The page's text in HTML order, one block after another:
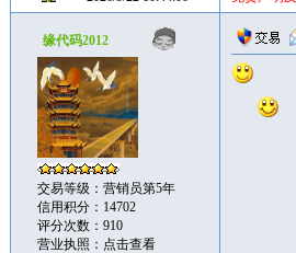
缘代码2012
交易等级：营销员第5年
信用积分：14702
评分次数：910
营业执照： 点击查看